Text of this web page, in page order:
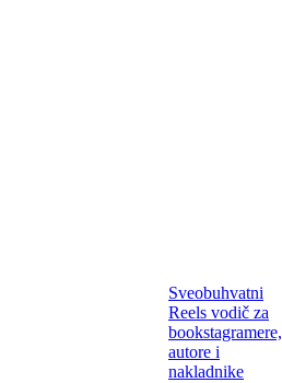
Sveobuhvatni
Reels vodič za
bookstagramere,
autore i
nakladnike